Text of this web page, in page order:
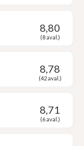
8,80
(8 aval.)
8,78
(42 aval.)
8,71
(6 aval.)